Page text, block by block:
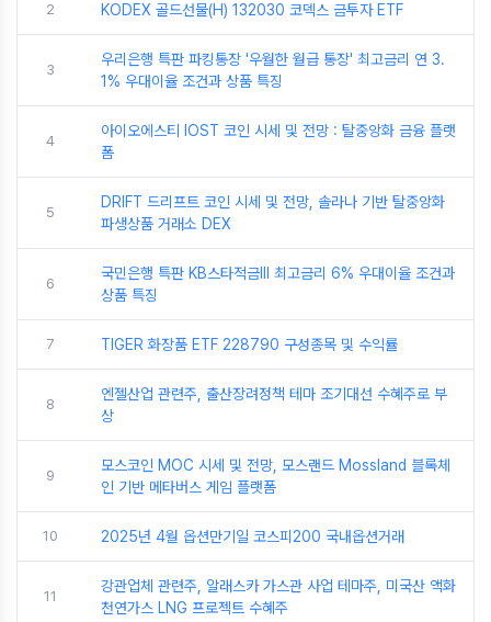
2 KODEX 골드선물(H) 132030 코덱스 금투자 ETF
3
우리은행 특판 파킹통장 '우월한 월급 통장' 최고금리 연 3.
1% 우대이율 조건과 상품 특징
4
아이오에스티 IOST 코인 시세 및 전망 : 탈중앙화 금융 플랫
폼
5
DRIFT 드리프트 코인 시세 및 전망, 솔라나 기반 탈중앙화
파생상품 거래소 DEX
6
국민은행 특판 KB스타적금Ⅲ 최고금리 6% 우대이율 조건과
상품 특징
7 TIGER 화장품 ETF 228790 구성종목 및 수익률
8
엔젤산업 관련주, 출산장려정책 테마 조기대선 수혜주로 부
상
9
모스코인 MOC 시세 및 전망, 모스랜드 Mossland 블록체
인 기반 메타버스 게임 플랫폼
10 2025년 4월 옵션만기일 코스피200 국내옵션거래
11
강관업체 관련주, 알래스카 가스관 사업 테마주, 미국산 액화
천연가스 LNG 프로젝트 수혜주